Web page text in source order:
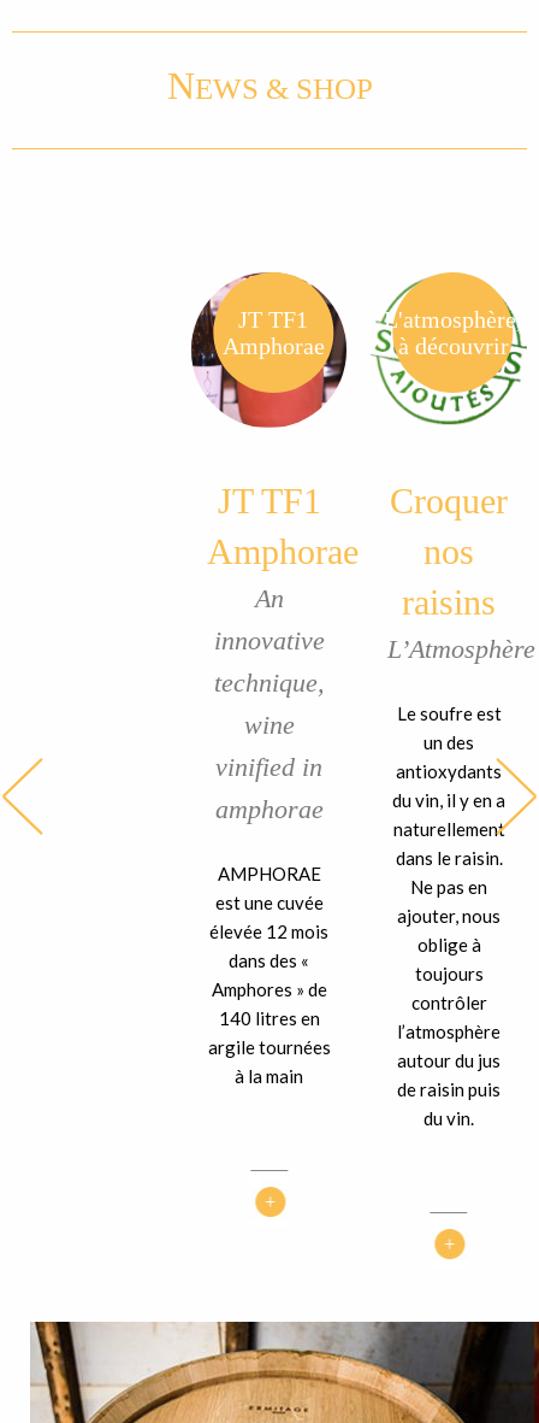
NEWS & SHOP
JT TF1
Amphorae
JT TF1
Amphorae
An
innovative
technique,
wine
vinified in
amphorae
AMPHORAE
est une cuvée
élevée 12 mois
dans des «
Amphores » de
140 litres en
argile tournées
à la main
L'atmosphère,
à découvrir
Croquer
nos
raisins
L’Atmosphère
Le soufre est
un des
antioxydants
du vin, il y en a
naturellement
dans le raisin.
Ne pas en
ajouter, nous
oblige à
toujours
contrôler
l’atmosphère
autour du jus
de raisin puis
du vin.